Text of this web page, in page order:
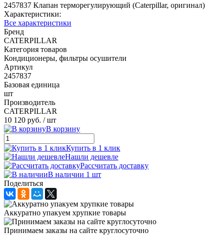
2457837 Клапан терморегулирующий (Caterpillar, оригинал)
Характеристики:
Все характеристики
Бренд
CATERPILLAR
Категория товаров
Кондиционеры, фильтры осушители
Артикул
2457837
Базовая единица
шт
Производитель
CATERPILLAR
10 120 руб. / шт
В корзину
Купить в 1 клик
Нашли дешевле
Рассчитать доставку
В наличии 1 шт
Поделиться
Аккуратно упакуем хрупкие товары
Принимаем заказы на сайте круглосуточно